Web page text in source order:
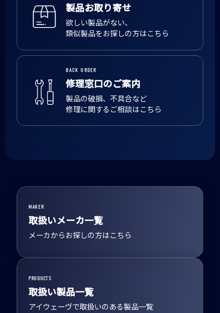
製品お取り寄せ
欲しい製品がない、
類似製品をお探しの方はこちら
BACK ORDER
修理窓口のご案内
製品の破損、不具合など
修理に関するご相談はこちら
MAKER
取扱いメーカ一覧
メーカからお探しの方はこちら
PRODUCTS
取扱い製品一覧
アイウェーヴで取扱いのある製品一覧